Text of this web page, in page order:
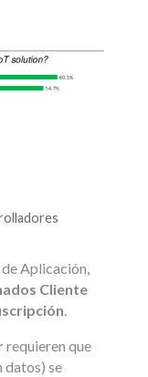
Aplicación,
Cliente
.
requieren que
datos) se